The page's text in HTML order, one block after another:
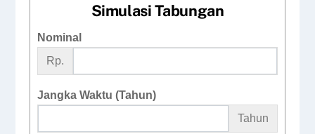
Simulasi Tabungan
Nominal
Rp.
Jangka Waktu (Tahun)
Tahun